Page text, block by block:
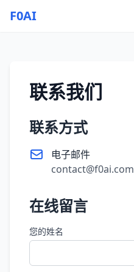
F0AI
联系我们
联系方式
电子邮件
contact@f0ai.com
在线留言
您的姓名